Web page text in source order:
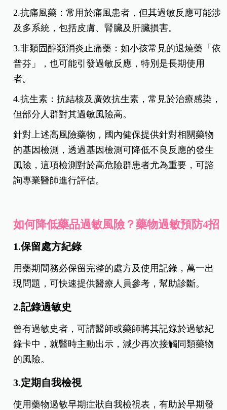
2.抗痛風藥：常用於痛風患者，但其過敏反應可能涉
及多系統，包括皮膚、腎臟及肝臟損害。
3.非類固醇類消炎止痛藥：如小孩常見的退燒藥「依
普芬」，也可能引發過敏反應，特別是長期使用
者。
4.抗生素：抗結核及廣效抗生素，常見於治療感染，
但部分人群對其過敏風險高。
針對上述高風險藥物，國內健保提供針對相關藥物
的基因檢測，透過基因檢測可降低不良反應的發生
風險，這項檢測對於高危險群患者尤為重要，可諮
詢專業醫師進行評估。
如何降低藥品過敏風險？藥物過敏預防4招
1.保留處方紀錄
用藥期間務必保留完整的處方及使用記錄，萬一出
現問題，可快速提供醫療人員參考，幫助診斷。
2.記錄過敏史
曾有過敏史者，可請醫師或藥師將其記錄於過敏紀
錄卡中，就醫時主動出示，減少再次接觸同類藥物
的風險。
3.定期自我檢視
使用藥物過敏早期症狀自我檢視表，有助於早期發